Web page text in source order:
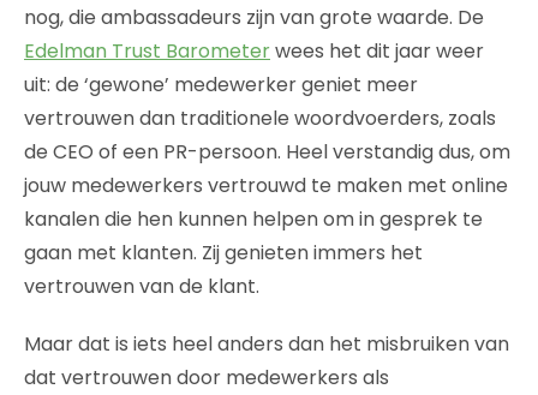
nog, die ambassadeurs zijn van grote waarde. De
Edelman Trust Barometerwees het dit jaar weer
uit: de ‘gewone’ medewerker geniet meer
vertrouwen dan traditionele woordvoerders, zoals
de CEO of een PR-persoon. Heel verstandig dus, om
jouw medewerkers vertrouwd te maken met online
kanalen die hen kunnen helpen om in gesprek te
gaan met klanten. Zij genieten immers het
vertrouwen van de klant.
Maar dat is iets heel anders dan het misbruiken van
dat vertrouwen door medewerkers als